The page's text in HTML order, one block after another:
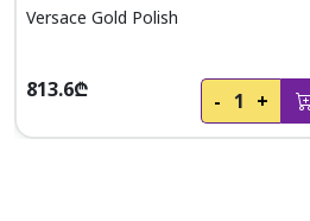
Versace Gold Polish
813.6₾ - 1 +